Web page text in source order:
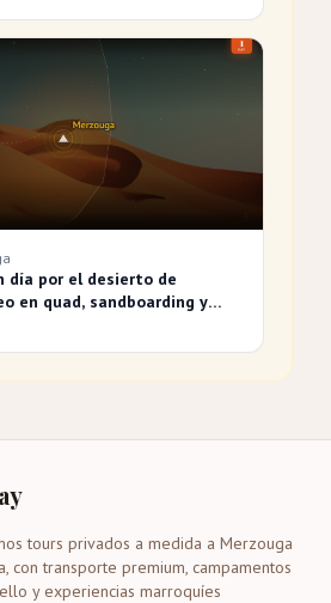
día por el desierto de
en quad, sandboarding y
tours privados a medida a Merzouga
con transporte premium, campamentos
y experiencias marroquíes